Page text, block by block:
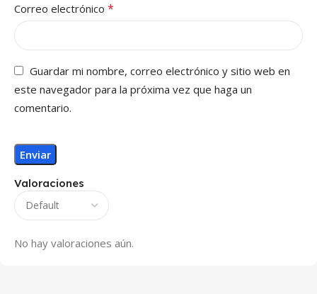
Valoraciones
No hay valoraciones aún.
Correo electrónico *
Guardar mi nombre, correo electrónico y sitio web en
este navegador para la próxima vez que haga un
comentario.